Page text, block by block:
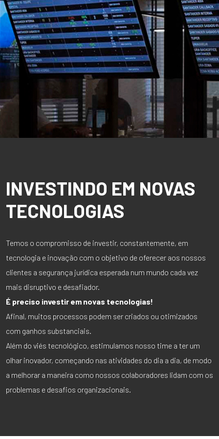
INVESTINDO EM NOVAS
TECNOLOGIAS
Temos o compromisso de investir, constantemente, em
tecnologia e inovação com o objetivo de oferecer aos nossos
clientes a segurança jurídica esperada num mundo cada vez
mais disruptivo e desafiador.
É preciso investir em novas tecnologias!
Afinal, muitos processos podem ser criados ou otimizados
com ganhos substanciais.
Além do viés tecnológico, estimulamos nosso time a ter um
olhar inovador, começando nas atividades do dia a dia, de modo
a melhorar a maneira como nossos colaboradores lidam com os
problemas e desafios organizacionais.